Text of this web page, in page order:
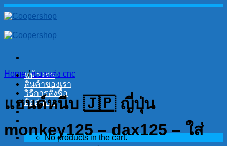
Skip
to
หน้าแรก
สินค้าของเรา
วิธีการสั่งซื้อ
ติดต่อเรา
No products in the cart.
Home / ของแต่ง cnc
แฮนด์หนีบ 🇯🇵 ญี่ปุ่น
monkey125 – dax125 – ใส่